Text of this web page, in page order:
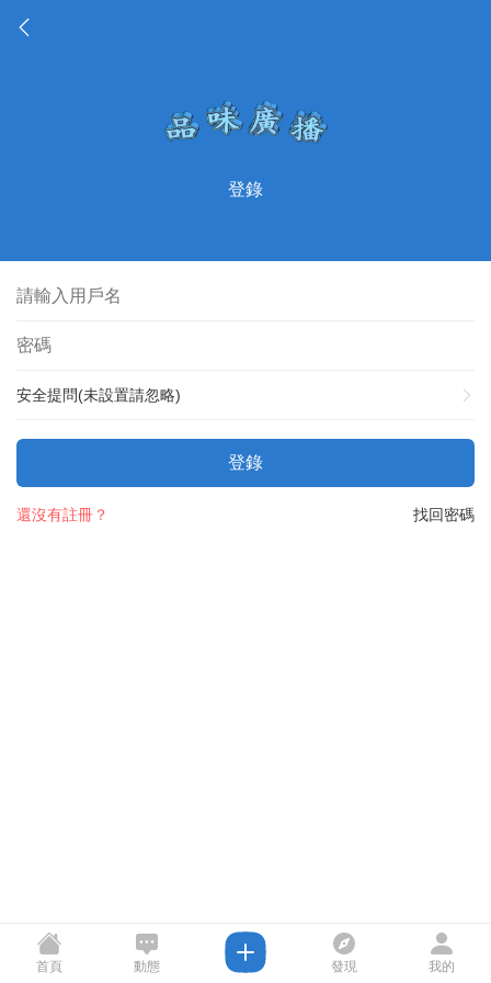
登錄
安全提問(未設置請忽略)
登錄
找回密碼
還沒有註冊？
首頁 動態 發現 我的